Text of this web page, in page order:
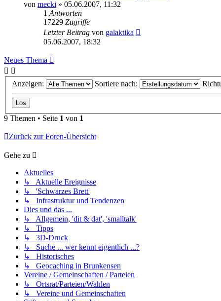
von mecki » 05.06.2007, 11:32
1 Antworten
17229 Zugriffe
Letzter Beitrag von galaktika
05.06.2007, 18:32
Neues Thema
Anzeigen: Sortiere nach:
9 Themen • Seite 1 von 1
Zurück zur Foren-Übersicht
Gehe zu
Aktuelles
↳ Aktuelle Ereignisse
↳ 'Schwarzes Brett'
↳ Infrastruktur und Tendenzen
Dies und das ...
↳ Allgemein, 'dit & dat', 'smalltalk'
↳ Tipps
↳ 3D-Druck
↳ Suche ... wer kennt eigentlich ...?
↳ Historisches
↳ Geocaching in Brunkensen
Vereine / Gemeinschaften / Parteien
↳ Ortsrat/Parteien/Wahlen
↳ Vereine und Gemeinschaften